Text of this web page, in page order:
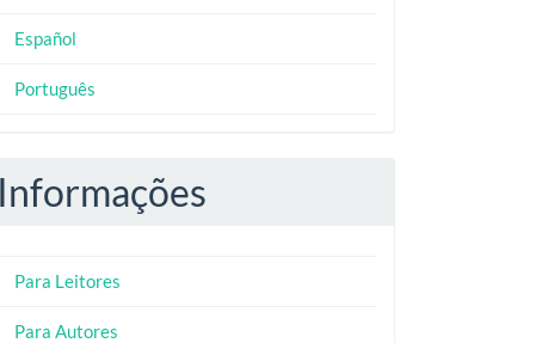
Español
Português
Informações
Para Leitores
Para Autores